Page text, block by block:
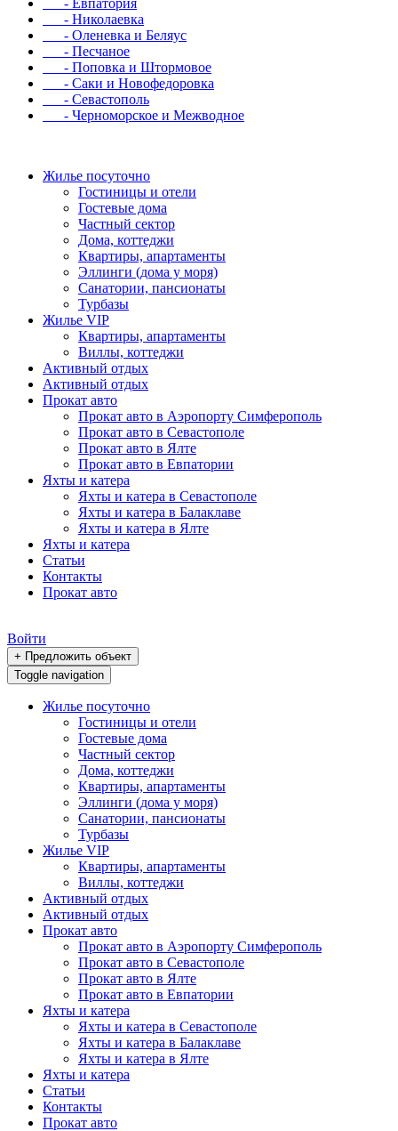
- Николаевка
- Оленевка и Беляус
- Песчаное
- Поповка и Штормовое
- Саки и Новофедоровка
- Севастополь
- Черноморское и Межводное
Жилье посуточно
Гостиницы и отели
Гостевые дома
Частный сектор
Дома, коттеджи
Квартиры, апартаменты
Эллинги (дома у моря)
Санатории, пансионаты
Турбазы
Жилье VIP
Квартиры, апартаменты
Виллы, коттеджи
Активный отдых
Активный отдых
Прокат авто
Прокат авто в Аэропорту Симферополь
Прокат авто в Севастополе
Прокат авто в Ялте
Прокат авто в Евпатории
Яхты и катера
Яхты и катера в Севастополе
Яхты и катера в Балаклаве
Яхты и катера в Ялте
Яхты и катера
Статьи
Контакты
Прокат авто
Войти
+ Предложить объект
Toggle navigation
Жилье посуточно
Гостиницы и отели
Гостевые дома
Частный сектор
Дома, коттеджи
Квартиры, апартаменты
Эллинги (дома у моря)
Санатории, пансионаты
Турбазы
Жилье VIP
Квартиры, апартаменты
Виллы, коттеджи
Активный отдых
Активный отдых
Прокат авто
Прокат авто в Аэропорту Симферополь
Прокат авто в Севастополе
Прокат авто в Ялте
Прокат авто в Евпатории
Яхты и катера
Яхты и катера в Севастополе
Яхты и катера в Балаклаве
Яхты и катера в Ялте
Яхты и катера
Статьи
Контакты
Прокат авто